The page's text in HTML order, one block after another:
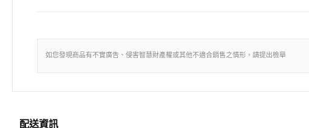
如您發現商品有不實廣告、侵害智慧財產權或其他不適合銷售之情形，請提出檢舉
配送資訊